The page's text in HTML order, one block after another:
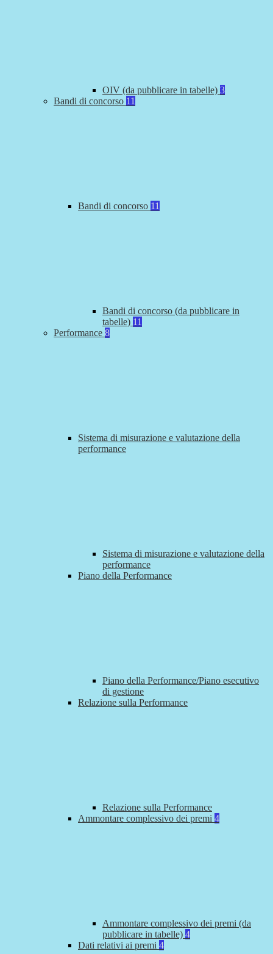
OIV (da pubblicare in tabelle) 3
Bandi di concorso 11
Bandi di concorso 11
Bandi di concorso (da pubblicare in
tabelle) 11
Performance 8
Sistema di misurazione e valutazione della
performance
Sistema di misurazione e valutazione della
performance
Piano della Performance
Piano della Performance/Piano esecutivo
di gestione
Relazione sulla Performance
Relazione sulla Performance
Ammontare complessivo dei premi 4
Ammontare complessivo dei premi (da
pubblicare in tabelle) 4
Dati relativi ai premi 4